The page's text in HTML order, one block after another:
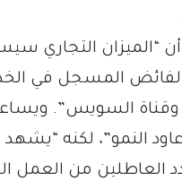
المسجل في
وقناة السويس”.
العاطلين من العمل